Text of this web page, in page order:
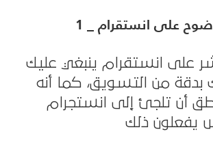
على انستقرام ينبغي عليك
بدقة من التسويق، كما أنه
أن تلجئ إلى انستجرام